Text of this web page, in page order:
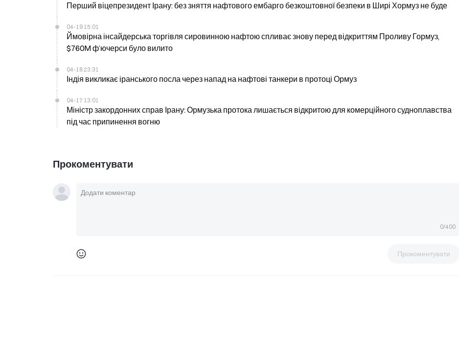
Перший віцепрезидент Ірану: без зняття нафтового ембарго безкоштовної безпеки в Ширі Хормуз не буде
04-19 15:01
Ймовірна інсайдерська торгівля сировинною нафтою спливає знову перед відкриттям Проливу Гормуз,
$760M ф’ючерси було вилито
04-18 23:31
Індія викликає іранського посла через напад на нафтові танкери в протоці Ормуз
04-17 13:01
Міністр закордонних справ Ірану: Ормузька протока лишається відкритою для комерційного судноплавства
під час припинення вогню
Прокоментувати
0/400
Прокоментувати